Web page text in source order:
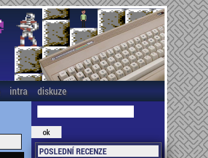
intra diskuze
POSLEDNÍ RECENZE